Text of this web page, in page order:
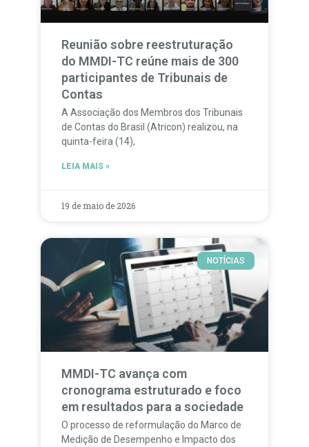
Reunião sobre reestruturação
do MMDI-TC reúne mais de 300
participantes de Tribunais de
Contas
A Associação dos Membros dos Tribunais
de Contas do Brasil (Atricon) realizou, na
quinta-feira (14),
LEIA MAIS »
19 de maio de 2026
NOTÍCIAS
MMDI-TC avança com
cronograma estruturado e foco
em resultados para a sociedade
O processo de reformulação do Marco de
Medição de Desempenho e Impacto dos